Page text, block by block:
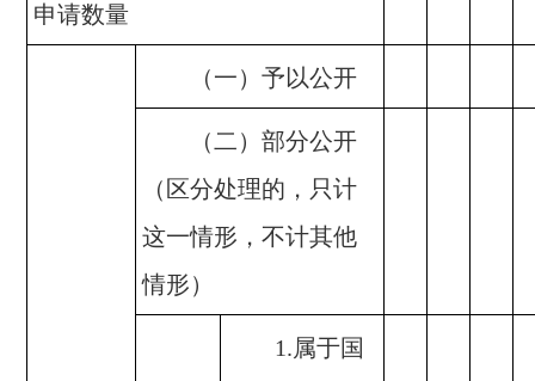
申请数量
（一）予以公开
（二）部分公开
（区分处理的，只计
这一情形，不计其他
情形）
1.属于国